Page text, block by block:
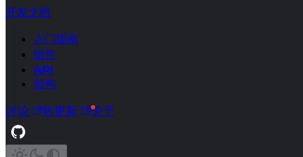
开发文档
入门指南
组件
API
架构
讨论 热更新 关于